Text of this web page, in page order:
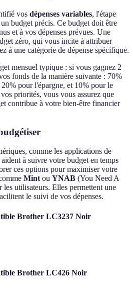
vos dépenses variables, l'étape
budget précis. Ce budget doit être
et à vos dépenses prévues. Une
zéro, qui vous incite à attribuer
à une catégorie de dépense spécifique.
mensuel typique : si vous gagnez 2
fonds de la manière suivante : 70%
pour l'épargne, et 10% pour le
priorités, vous vous assurez que
contribue à votre bien-être financier
comme les applications de
à suivre votre budget en temps
ces options pour maximiser votre
Mintou YNAB (You Need A
les utilisateurs. Elles permettent une
le suivi de vos dépenses.
Brother LC3237 Noir
Brother LC426 Noir